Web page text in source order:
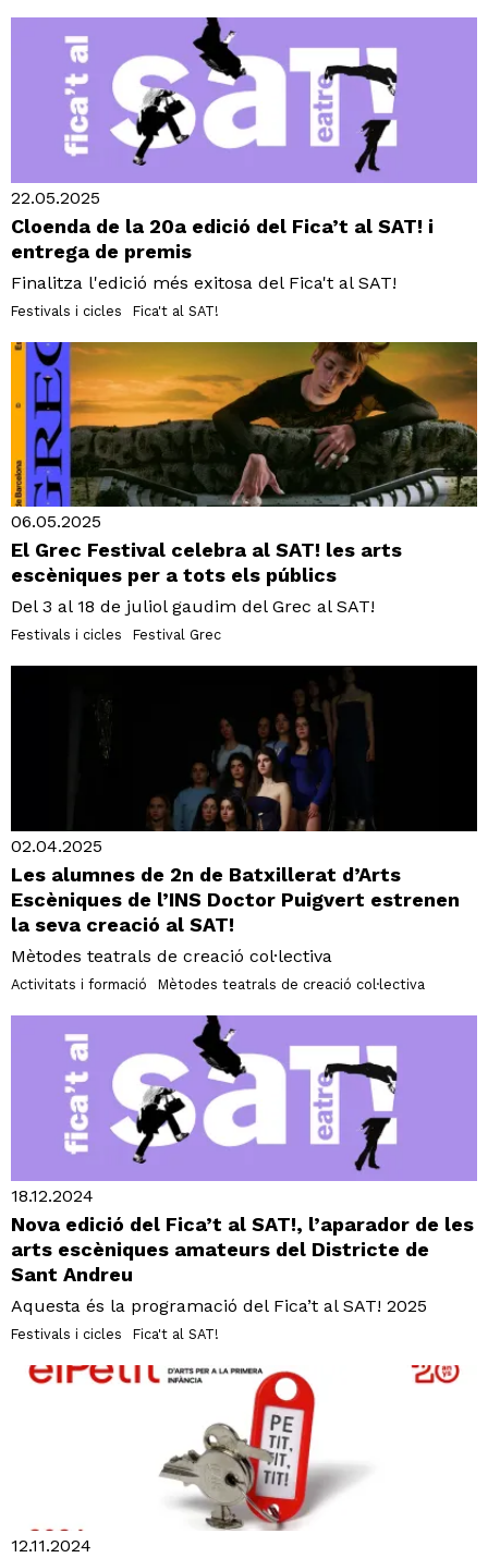
22.05.2025
Cloenda de la 20a edició del Fica’t al SAT! i
entrega de premis
Finalitza l'edició més exitosa del Fica't al SAT!
Festivals i cicles Fica't al SAT!
06.05.2025
El Grec Festival celebra al SAT! les arts
escèniques per a tots els públics
Del 3 al 18 de juliol gaudim del Grec al SAT!
Festivals i cicles Festival Grec
02.04.2025
Les alumnes de 2n de Batxillerat d’Arts
Escèniques de l’INS Doctor Puigvert estrenen
la seva creació al SAT!
Mètodes teatrals de creació col·lectiva
Activitats i formació Mètodes teatrals de creació col·lectiva
18.12.2024
Nova edició del Fica’t al SAT!, l’aparador de les
arts escèniques amateurs del Districte de
Sant Andreu
Aquesta és la programació del Fica’t al SAT! 2025
Festivals i cicles Fica't al SAT!
12.11.2024